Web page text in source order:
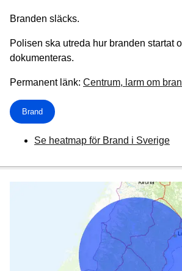
Branden släcks.
Polisen ska utreda hur branden startat
dokumenteras.
Permanent länk: Centrum, larm om
Brand
Se heatmap för Brand i Sverige